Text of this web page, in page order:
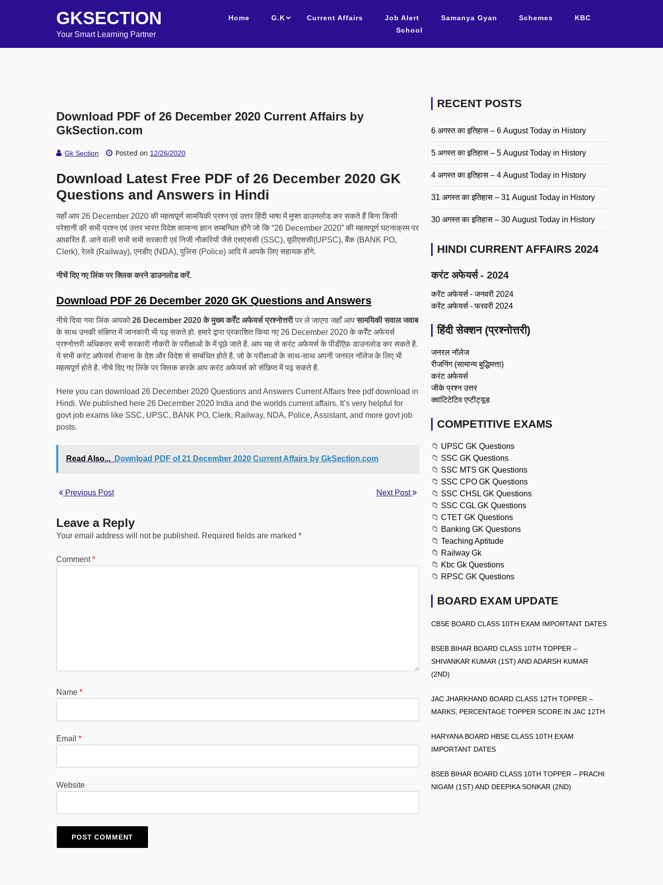
GKSECTION
Your Smart Learning Partner
Home G.K Current Affairs Job Alert Samanya Gyan Schemes
KBC
School
Download PDF of 26 December 2020 Current Affairs by
GkSection.com
Gk Section Posted on 12/26/2020
Download Latest Free PDF of 26 December 2020 GK
Questions and Answers in Hindi
यहाँ आप 26 December 2020 की महत्वपूर्ण सामयिकी प्रश्न एवं उत्तर हिंदी भाषा में मुफ्त डाउनलोड कर सकते हैं बिना किसी
परेशानी की सभी प्रश्न एवं उत्तर भारत विदेश सामान्य ज्ञान सम्बन्धित होंगे जो कि “26 December 2020” की महत्वपूर्ण घटनाक्रम पर
आधारित हैं. आने वाली सभी सभी सरकारी एवं निजी नौकरियों जैसे एसएससी (SSC), यूपीएससी(UPSC), बैंक (BANK PO,
Clerk), रेलवे (Railway), एनडीए (NDA), पुलिस (Police) आदि में आपके लिए सहायक होंगे.
नीचें दिए गए लिंक पर क्लिक करने डाउनलोड करें.
Download PDF 26 December 2020 GK Questions and Answers
नीचे दिया गया लिंक आपको 26 December 2020 के मुख्य कर्रेंट अफेयर्स प्रश्नोत्तरीपर ले जाएगा जहाँ आपसामयिकी सवाल जवाब
के साथ उनकी संक्षिप्त में जानकारी भी पढ़ सकते हो. हमारे द्वारा प्रकाशित किया गए 26 December 2020 के कर्रेंट अफेयर्स
प्रश्नोत्तरी अधिकतर सभी सरकारी नौकरी के परीक्षाओ के में पूछे जाते है. आप यह से करंट अफेयर्स के पीडीऍफ़ डाउनलोड कर सकते है.
ये सभी करंट अफेयर्स रोजाना के देश और विदेश से सम्बंधित होते है. जो के परीक्षाओ के साथ-साथ अपनी जनरल नॉलेज के लिए भी
महत्वपूर्ण होते है. नीचे दिए गए लिंके पर क्लिक करके आप करंट अफेयर्स को संछिप्त में पढ़ सकते है.
Here you can download 26 December 2020 Questions and Answers Current Affairs free pdf download in
Hindi. We published here 26 December 2020 India and the worlds current affairs. It’s very helpful for
govt job exams like SSC, UPSC, BANK PO, Clerk, Railway, NDA, Police, Assistant, and more govt job
posts.
Read Also... Download PDF of 21 December 2020 Current Affairs by GkSection.com
Previous Post Next Post
Leave a Reply
Your email address will not be published. Required fields are marked *
Comment*
Name *
Email *
Website
RECENT POSTS
6 अगस्त का इतिहास – 6 August Today in History
5 अगस्त का इतिहास – 5 August Today in History
4 अगस्त का इतिहास – 4 August Today in History
31 अगस्त का इतिहास – 31 August Today in History
30 अगस्त का इतिहास – 30 August Today in History
HINDI CURRENT AFFAIRS 2024
करंट अफेयर्स - 2024
करेंट अफेयर्स - जनवरी 2024
करेंट अफेयर्स - फरवरी 2024
हिंदी सेक्शन (प्रश्नोत्तरी)
जनरल नॉलेज
रीजनिंग (सामान्य बुद्धिमत्ता)
करंट अफेयर्स
जीके प्रश्न उत्तर
क्वांटिटेटिव एप्टीट्यूड
COMPETITIVE EXAMS
📁 UPSC GK Questions
📁 SSC GK Questions
📁 SSC MTS GK Questions
📁 SSC CPO GK Questions
📁 SSC CHSL GK Questions
📁 SSC CGL GK Questions
📁 CTET GK Questions
📁 Banking GK Questions
📁 Teaching Aptitude
📁 Railway Gk
📁 Kbc Gk Questions
📁 RPSC GK Questions
BOARD EXAM UPDATE
CBSE BOARD CLASS 10TH EXAM IMPORTANT DATES
BSEB BIHAR BOARD CLASS 10TH TOPPER –
SHIVANKAR KUMAR (1ST) AND ADARSH KUMAR
(2ND)
JAC JHARKHAND BOARD CLASS 12TH TOPPER –
MARKS, PERCENTAGE TOPPER SCORE IN JAC 12TH
HARYANA BOARD HBSE CLASS 10TH EXAM
IMPORTANT DATES
BSEB BIHAR BOARD CLASS 10TH TOPPER – PRACHI
NIGAM (1ST) AND DEEPIKA SONKAR (2ND)